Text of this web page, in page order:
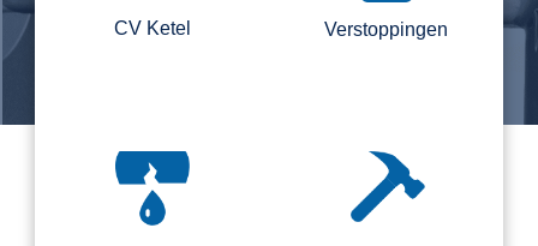
CV Ketel Verstoppingen